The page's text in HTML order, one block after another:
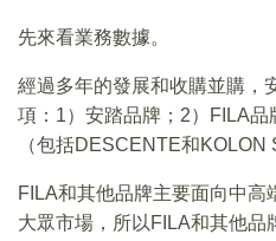
先來看業務數據。
經過多年的發展和收購並購，
項：1）安踏品牌；2）FILA
（包括DESCENTE和KOLON
FILA和其他品牌主要面向中高
大眾市場，所以FILA和其他品